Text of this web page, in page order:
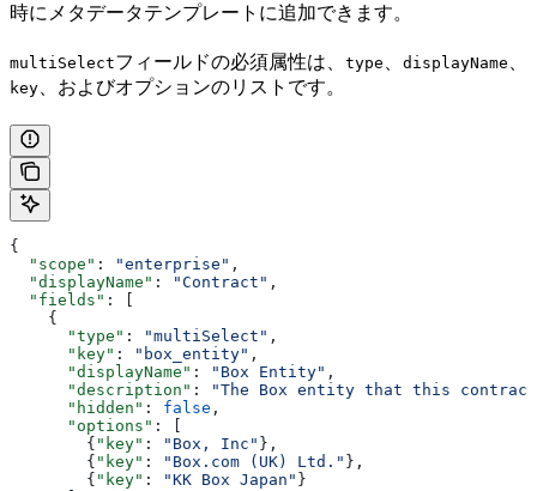
時にメタデータテンプレートに追加できます。
multiSelectフィールドの必須属性は、 type displayName
key 、およびオプションのリストです。
{
  "scope"
: "enterprise" ,
  "displayName"
: "Contract" ,
  "fields"
: [
    {
      "type"
: "multiSelect" ,
      "key"
: "box_entity" ,
      "displayName"
: "Box Entity" ,
      "description"
:
"The Box entity that this
      "hidden"
: false ,
      "options"
: [
        {
"key" : "Box, Inc" },
        {
"key" : "Box.com (UK) Ltd." },
        {
"key" : "KK Box Japan" }